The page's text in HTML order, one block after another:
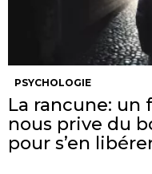
PSYCHOLOGIE
La rancune:
nous prive du
pour s’en